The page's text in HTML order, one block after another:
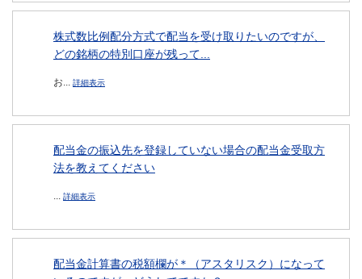
株式数比例配分方式で配当を受け取りたいのですが、
どの銘柄の特別口座が残って...
お... 詳細表示
配当金の振込先を登録していない場合の配当金受取方
法を教えてください
... 詳細表示
配当金計算書の税額欄が＊（アスタリスク）になって